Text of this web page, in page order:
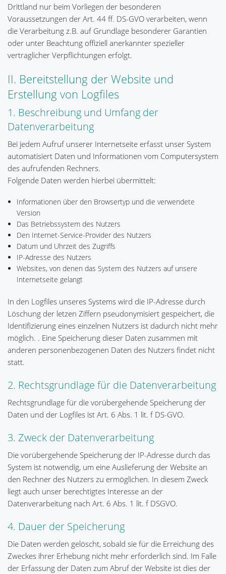
Drittland nur beim Vorliegen der besonderen
Voraussetzungen der Art. 44 ff. DS-GVO verarbeiten, wenn
die Verarbeitung z.B. auf Grundlage besonderer Garantien
oder unter Beachtung offiziell anerkannter spezieller
vertraglicher Verpflichtungen erfolgt.
II. Bereitstellung der Website und
Erstellung von Logfiles
1. Beschreibung und Umfang der
Datenverarbeitung
Bei jedem Aufruf unserer Internetseite erfasst unser System
automatisiert Daten und Informationen vom Computersystem
des aufrufenden Rechners.
Folgende Daten werden hierbei übermittelt:
Informationen über den Browsertyp und die verwendete
Version
Das Betriebssystem des Nutzers
Den Internet-Service-Provider des Nutzers
Datum und Uhrzeit des Zugriffs
IP-Adresse des Nutzers
Websites, von denen das System des Nutzers auf unsere
Internetseite gelangt
In den Logfiles unseres Systems wird die IP-Adresse durch
Löschung der letzen Ziffern pseudonymisiert gespeichert, die
Identifizierung eines einzelnen Nutzers ist dadurch nicht mehr
möglich. . Eine Speicherung dieser Daten zusammen mit
anderen personenbezogenen Daten des Nutzers findet nicht
statt.
2. Rechtsgrundlage für die Datenverarbeitung
Rechtsgrundlage für die vorübergehende Speicherung der
Daten und der Logfiles ist Art. 6 Abs. 1 lit. f DS-GVO.
3. Zweck der Datenverarbeitung
Die vorübergehende Speicherung der IP-Adresse durch das
System ist notwendig, um eine Auslieferung der Website an
den Rechner des Nutzers zu ermöglichen. In diesem Zweck
liegt auch unser berechtigtes Interesse an der
Datenverarbeitung nach Art. 6 Abs. 1 lit. f DSGVO.
4. Dauer der Speicherung
Die Daten werden gelöscht, sobald sie für die Erreichung des
Zweckes ihrer Erhebung nicht mehr erforderlich sind. Im Falle
der Erfassung der Daten zum Abruf der Website ist dies der